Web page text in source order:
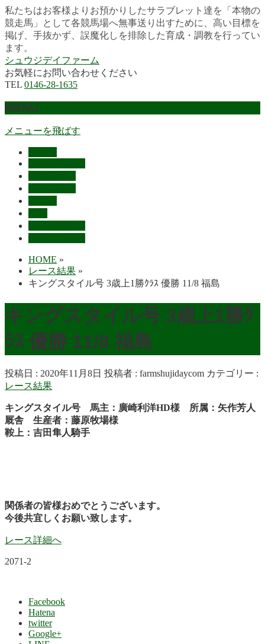
私たちはお客様よりお預かりしたサラブレット達を「本物の
競走馬」として各競馬場へ無事送り出すために、高い目標を
掲げ、手抜かず、誤魔化しを排除した育成・調教を行ってい
ます。
シュウジデイファーム
お気軽にお問い合わせください
TEL 0146-28-1635
MENU
メニューを飛ばす
HOME »
レース結果 »
キングスタイル号 3歳上1勝ｸﾗｽ 優勝 11/8 福島
キングスタイル号 3歳上1勝ｸ
ﾗｽ 優勝 11/8 福島
投稿日 : 2020年11月8日 投稿者 : farmshujidaycom カテゴリー :
レース結果
キングスタイル号 馬主：廣崎利洋HD様 所属：矢作芳人
厩舎 生産者：藤原牧場様
鞍上：吉田隼人騎手
関係者の皆様おめでとうございます。
今後共宜しくお願い致します。
レース詳細へ
2071-2
Facebook
Hatena
twitter
Google+